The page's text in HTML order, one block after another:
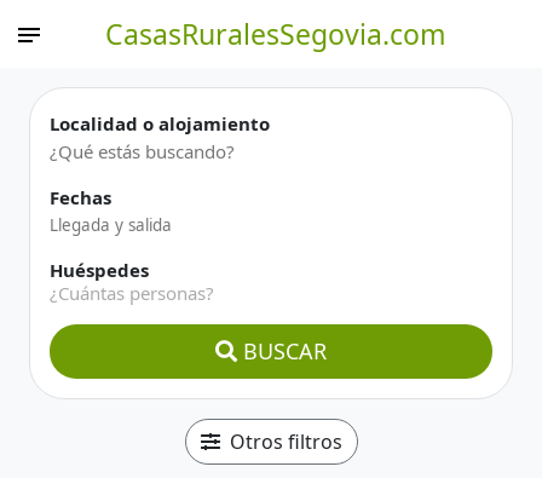
CasasRuralesSegovia.com
Localidad o alojamiento
Fechas
Huéspedes
¿Cuántas personas?
BUSCAR
Otros filtros